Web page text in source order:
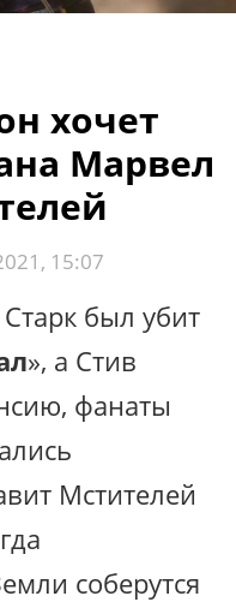
хочет
Марвел
15:07
был убит
», а Стив
фанаты
Мстителей
соберутся